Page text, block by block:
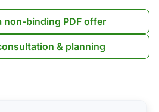
non-binding PDF offer
& planning